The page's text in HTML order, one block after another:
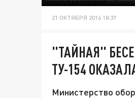
21 ОКТЯБРЯ 2016 18:37
"ТАЙНАЯ"
ТУ-154
Министерство